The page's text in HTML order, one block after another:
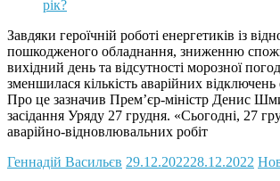
Завдяки героїчній роботі енергетиків із
пошкодженого обладнання, зниженню
вихідний день та відсутності морозної
зменшилася кількість аварійних відключень
Про це зазначив Прем’єр-міністр Денис
засідання Уряду 27 грудня. «Сьогодні, 27
аварійно-відновлювальних робіт
Геннадій Васильєв 29.12.202228.12.2022